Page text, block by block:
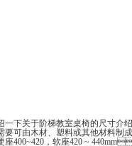
一下关于阶梯教室桌椅的尺寸介绍
由木材、塑料或其他材料
硬座400~420，软座420 ~